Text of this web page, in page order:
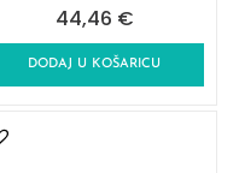
44,46 €
DODAJ U KOŠARICU